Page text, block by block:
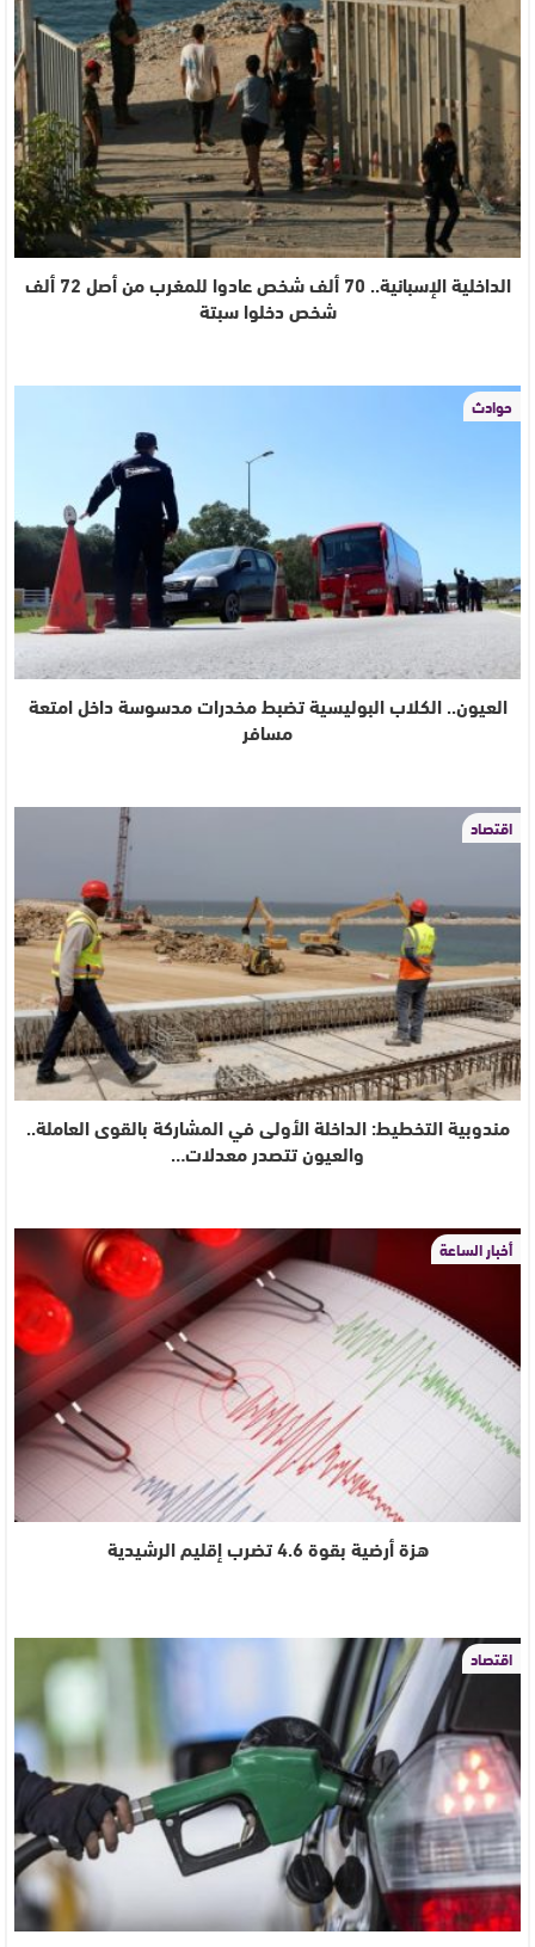
الداخلية الإسبانية.. 70 ألف شخص عادوا للمغرب من أصل 72 ألف
شخص دخلوا سبتة
حوادث
العيون.. الكلاب البوليسية تضبط مخدرات مدسوسة داخل امتعة
مسافر
اقتصاد
مندوبية التخطيط: الداخلة الأولى في المشاركة بالقوى العاملة..
والعيون تتصدر معدلات…
أخبار الساعة
هزة أرضية بقوة 4.6 تضرب إقليم الرشيدية
اقتصاد